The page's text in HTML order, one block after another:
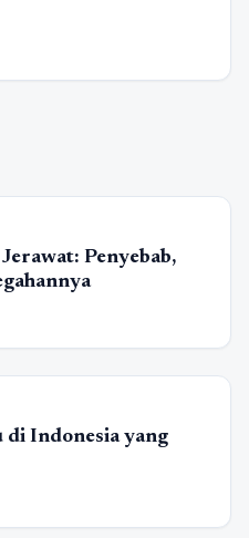
Penyebab,
di Indonesia yang